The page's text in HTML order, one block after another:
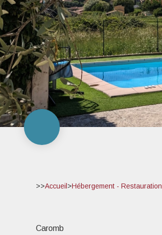
>>Accueil >Hébergement - Restauration
Caromb